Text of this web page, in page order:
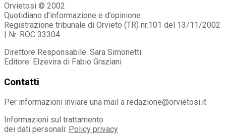
Orvietosì © 2002
Quotidiano d’informazione e d’opinione
Registrazione tribunale di Orvieto (TR) nr.101 del 13/11/2002
| Nr. ROC 33304
Direttore Responsabile: Sara Simonetti
Editore: Elzevira di Fabio Graziani
Contatti
Per informazioni inviare una mail a redazione@orvietosi.it
Informazioni sul trattamento
dei dati personali: Policy privacy